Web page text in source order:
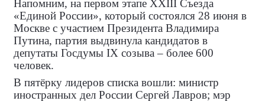
Напомним, на первом этапе XXIII Съезда
«Единой России», который состоялся 28 июня в
Москве с участием Президента Владимира
Путина, партия выдвинула кандидатов в
депутаты Госдумы IX созыва – более 600
человек.
В пятёрку лидеров списка вошли: министр
иностранных дел России Сергей Лавров; мэр